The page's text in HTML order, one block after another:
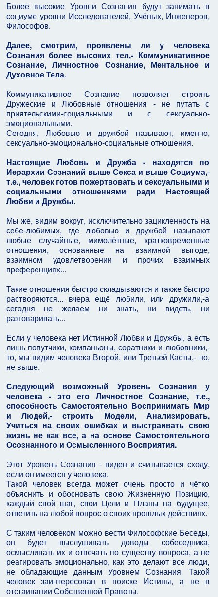
Более высокие Уровни Сознания будут занимать в
социуме уровни Исследователей, Учёных, Инженеров,
Философов.
Далее, смотрим, проявлены ли у человека
Сознания более высоких тел,- Коммуникативное
Сознание, Личностное Сознание, Ментальное и
Духовное Тела.
Коммуникативное Сознание позволяет строить
Дружеские и Любовные отношения - не путать с
приятельскими-социальными и с сексуально-
эмоциональными.
Сегодня, Любовью и дружбой называют, именно,
сексуально-эмоционально-социальные отношения.
Настоящие Любовь и Дружба - находятся по
Иерархии Сознаний выше Секса и выше Социума,-
т.е., человек готов пожертвовать и сексуальными и
социальными отношениями ради Настоящей
Любви и Дружбы.
Мы же, видим вокруг, исключительно зацикленность на
себе-любимых, где любовью и дружбой называют
любые случайные, мимолётные, кратковременные
отношения, основанные на взаимной выгоде,
взаимном удовлетворении и прочих взаимных
преференциях...
Такие отношения быстро складываются и также быстро
растворяются... вчера ещё любили, или дружили,-а
сегодня не желаем ни знать, ни видеть, ни
разговаривать...
Если у человека нет Истинной Любви и Дружбы, а есть
лишь попутчики, компаньоны, соратники и любовники,-
то, мы видим человека Второй, или Третьей Касты,- но,
не выше.
Следующий возможный Уровень Сознания у
человека - это его Личностное Сознание, т.е.,
способность Самостоятельно Воспринимать Мир
и Людей,- строить Модели, Анализировать,
Учиться на своих ошибках и выстраивать свою
жизнь не как все, а на основе Самостоятельного
Осознанного и Осмысленного Восприятия.
Этот Уровень Сознания - виден и считывается сходу,
если он имеется у человека.
Такой человек всегда может очень просто и чётко
объяснить и обосновать свою Жизненную Позицию,
каждый свой шаг, свои Цели и Планы на будущее,
ответить на любой вопрос о своих прошлых действиях.
С таким человеком можно вести Философские Беседы,
он будет выслушивать доводы собеседника,
осмысливать их и отвечать по существу вопроса, а не
реагировать эмоционально, как это делают все люди,
не обладающие данным Уровнем Сознания. Такой
человек заинтересован в поиске Истины, а не в
отстаивании Собственной Правоты.